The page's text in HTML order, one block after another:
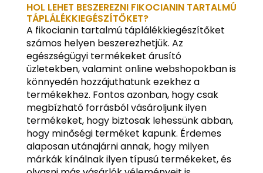
HOL LEHET BESZEREZNI FIKOCIANIN TARTALMÚ
TÁPLÁLÉKKIEGÉSZÍTŐKET?
A fikocianin tartalmú táplálékkiegészítőket
számos helyen beszerezhetjük. Az
egészségügyi termékeket árusító
üzletekben, valamint online webshopokban is
könnyedén hozzájuthatunk ezekhez a
termékekhez. Fontos azonban, hogy csak
megbízható forrásból vásároljunk ilyen
termékeket, hogy biztosak lehessünk abban,
hogy minőségi terméket kapunk. Érdemes
alaposan utánajárni annak, hogy milyen
márkák kínálnak ilyen típusú termékeket, és